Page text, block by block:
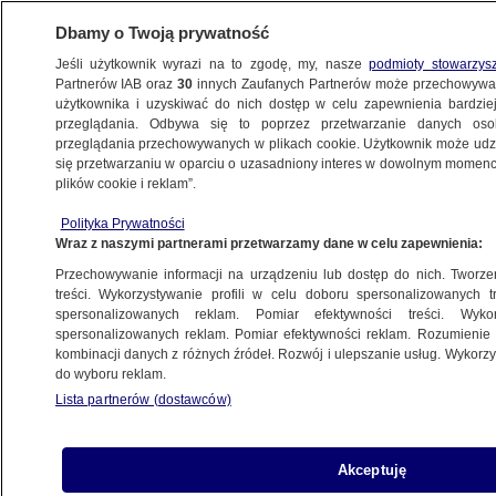
ŚWIAT
zaproszenie do zwiedzenia Auschwitz
12.05.2018, 14:26
Udostępnij
Dbamy o Twoją prywatność
Jeśli użytkownik wyrazi na to zgodę, my, naszepodmioty
Partnerów IAB oraz30 innych Zaufanych Partnerów może
użytkownika i uzyskiwać do nich dostęp w celu zapewnienia
przeglądania. Odbywa się to poprzez przetwarzanie danych
przeglądania przechowywanych w plikach cookie. Użytkownik może
się przetwarzaniu w oparciu o uzasadniony interes w dowolnym
plików cookie i reklam”.
Polityka Prywatności
Wraz z naszymi partnerami przetwarzamy dane w celu zapewnienia:
Przechowywanie informacji na urządzeniu lub dostęp do nich.
treści. Wykorzystywanie profili w celu doboru spersonalizowanych
spersonalizowanych reklam. Pomiar efektywności treści.
spersonalizowanych reklam. Pomiar efektywności reklam.
kombinacji danych z różnych źródeł. Rozwój i ulepszanie usług.
do wyboru reklam.
Lista partnerów (dostawców)
Akceptuję